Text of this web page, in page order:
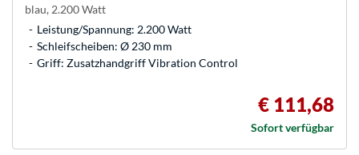
blau, 2.200 Watt
Leistung/Spannung: 2.200 Watt
Schleifscheiben: Ø 230 mm
Griff: Zusatzhandgriff Vibration Control
€ 111,68
Sofort verfügbar